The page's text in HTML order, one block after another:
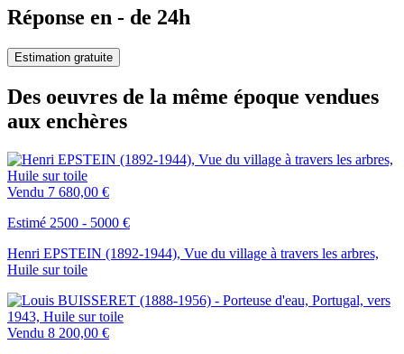
Réponse en - de 24h
Estimation gratuite
Des oeuvres de la même époque vendues
aux enchères
Vendu 7 680,00 €
Estimé 2500 - 5000 €
Henri EPSTEIN (1892-1944), Vue du village à travers les arbres,
Huile sur toile
Vendu 8 200,00 €